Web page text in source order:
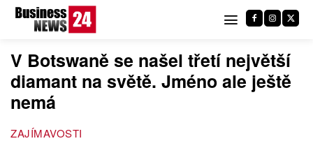
V Botswaně se našel třetí největší
diamant na světě. Jméno ale ještě
nemá
ZAJÍMAVOSTI